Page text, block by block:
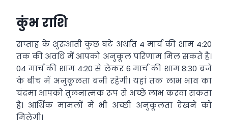
कुंभ राशि
सप्ताह के शुरुआती कुछ घंटे अर्थात 4 मार्च की शाम 4:20
तक की अवधि में आपको अनुकूल परिणाम मिल सकते हैं।
04 मार्च की शाम 4:20 से लेकर 6 मार्च की शाम 8:30 बजे
के बीच में अनुकूलता बनी रहेगी। यहां तक लाभ भाव का
चंद्रमा आपको तुलनात्मक रूप से अच्छे लाभ करवा सकता
है। आर्थिक मामलों में भी अच्छी अनुकूलता देखने को
मिलेगी।